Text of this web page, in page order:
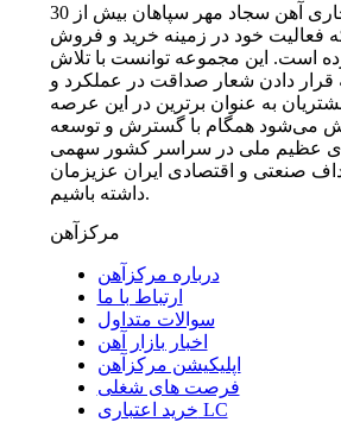
مرکزآهن با نام تجاری آهن سجاد مهر سپاهان بیش از 30
خود در زمینه خرید و فروش
است. این مجموعه توانست با تلاش
دادن شعار صداقت در عملکرد و
به عنوان برترین در این عرصه
می‌شود همگام با گسترش و توسعه
عظیم ملی در سراسر کشور سهمی
صنعتی و اقتصادی ایران عزیزمان
داشته باشیم.
مرکزآهن
درباره مرکزآهن
ارتباط با ما
سوالات متداول
اخبار بازار آهن
اپلیکیشن مرکزآهن
فرصت های شغلی
خرید اعتباری LC